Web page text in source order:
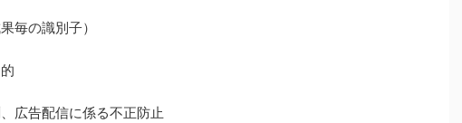
の識別子）
告配信に係る不正防止